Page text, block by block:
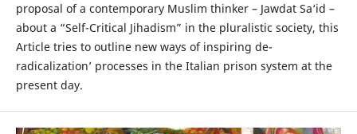
proposal of a contemporary Muslim thinker – Jawdat Sa‘id –
about a “Self-Critical Jihadism” in the pluralistic society, this
Article tries to outline new ways of inspiring de-
radicalization’ processes in the Italian prison system at the
present day.